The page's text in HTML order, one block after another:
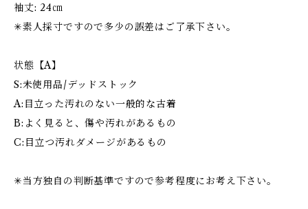
袖丈: 24㎝
✳︎素人採寸ですので多少の誤差はご了承下さい。
状態【A】
S:未使用品/デッドストック
A:目立った汚れのない一般的な古着
B:よく見ると、傷や汚れがあるもの
C:目立つ汚れダメージがあるもの
✳︎当方独自の判断基準ですので参考程度にお考え下さい。